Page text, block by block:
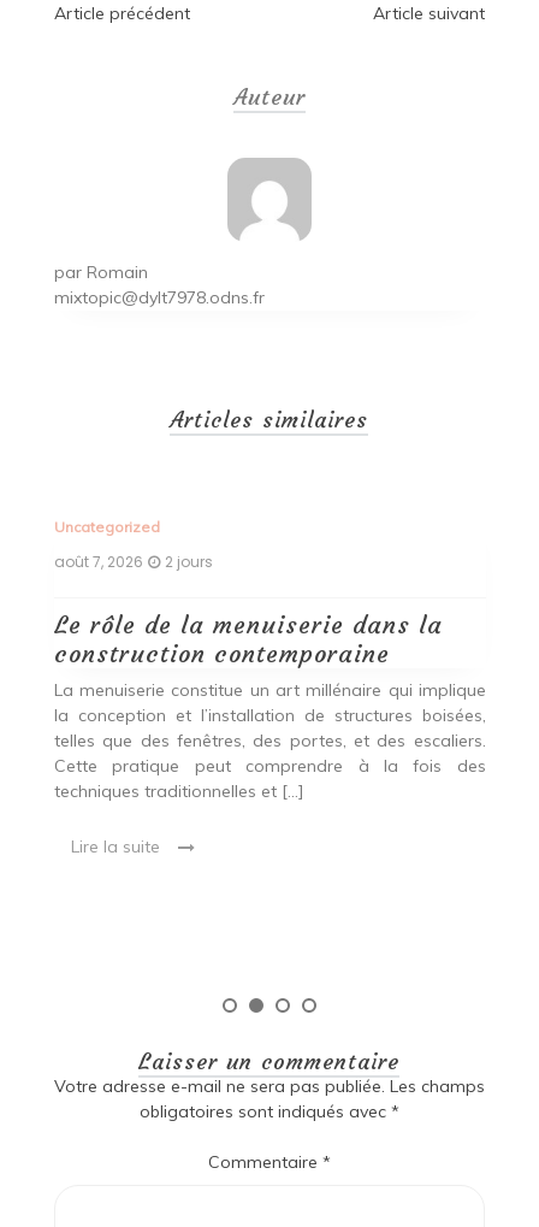
Navigation
Article précédent Article suivant
Auteur
par Romain
mixtopic@dylt7978.odns.fr
Articles similaires
Uncategorized
août 7, 2026 2 jours
Le rôle de la menuiserie dans la
construction contemporaine
La menuiserie constitue un art millénaire qui implique
la conception et l’installation de structures boisées,
telles que des fenêtres, des portes, et des escaliers.
Cette pratique peut comprendre à la fois des
techniques traditionnelles et […]
Lire la suite
Laisser un commentaire
Votre adresse e-mail ne sera pas publiée. Les champs
obligatoires sont indiqués avec *
Commentaire *